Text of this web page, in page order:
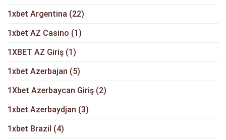
1xbet Argentina (22)
1xbet AZ Casino (1)
1XBET AZ Giriş (1)
1xbet Azerbajan (5)
1Xbet Azerbaycan Giriş (2)
1xbet Azerbaydjan (3)
1xbet Brazil (4)